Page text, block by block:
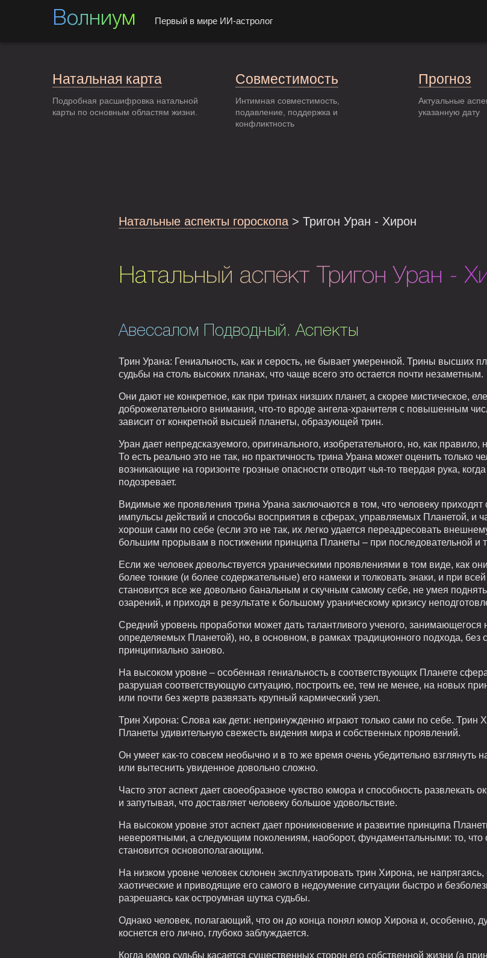
Волниум Первый в мире ИИ-астролог
Натальная карта
Подробная расшифровка натальной
карты по основным областям жизни.
Совместимость
Интимная совместимость,
подавление, поддержка и
конфликтность
Прогноз
Актуальные
указанную дату
Натальные аспекты гороскопа > Тригон Уран - Хирон
Натальный аспект Тригон Уран -
Авессалом Подводный. Аспекты
Трин Урана: Гениальность, как и серость, не бывает умеренной. Трины высших
судьбы на столь высоких планах, что чаще всего это остается почти незаметным.
Они дают не конкретное, как при тринах низших планет, а скорее мистическое,
доброжелательного внимания, что-то вроде ангела-хранителя с повышенным
зависит от конкретной высшей планеты, образующей трин.
Уран дает непредсказуемого, оригинального, изобретательного, но, как правило,
То есть реально это не так, но практичность трина Урана может оценить только
возникающие на горизонте грозные опасности отводит чья-то твердая рука,
подозревает.
Видимые же проявления трина Урана заключаются в том, что человеку
импульсы действий и способы восприятия в сферах, управляемых Планетой, и
хороши сами по себе (если это не так, их легко удается переадресовать
большим прорывам в постижении принципа Планеты – при последовательной и
Если же человек довольствуется ураническими проявлениями в том виде, как
более тонкие (и более содержательные) его намеки и толковать знаки, и при
становится все же довольно банальным и скучным самому себе, не умея
озарений, и приходя в результате к большому ураническому кризису
Средний уровень проработки может дать талантливого ученого, занимающегося
определяемых Планетой), но, в основном, в рамках традиционного подхода, без
принципиально заново.
На высоком уровне – особенная гениальность в соответствующих Планете
разрушая соответствующую ситуацию, построить ее, тем не менее, на новых
или почти без жертв развязать крупный кармический узел.
Трин Хирона: Слова как дети: непринужденно играют только сами по себе. Трин
Планеты удивительную свежесть видения мира и собственных проявлений.
Он умеет как-то совсем необычно и в то же время очень убедительно взглянуть
или вытеснить увиденное довольно сложно.
Часто этот аспект дает своеобразное чувство юмора и способность развлекать
и запутывая, что доставляет человеку большое удовольствие.
На высоком уровне этот аспект дает проникновение и развитие принципа
невероятными, а следующим поколениям, наоборот, фундаментальными: то, что
становится основополагающим.
На низком уровне человек склонен эксплуатировать трин Хирона, не
хаотические и приводящие его самого в недоумение ситуации быстро и
разрешаясь как остроумная шутка судьбы.
Однако человек, полагающий, что он до конца понял юмор Хирона и, особенно,
коснется его лично, глубоко заблуждается.
Когда юмор судьбы касается существенных сторон его собственной жизни (а